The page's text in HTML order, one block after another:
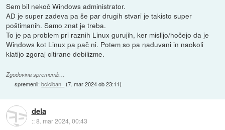
Sem bil nekoč Windows administrator.
AD je super zadeva pa še par drugih stvari je takisto super
poštimanih. Samo znat je treba.
To je pa problem pri raznih Linux gurujih, ker mislijo/hočejo da je
Windows kot Linux pa pač ni. Potem so pa naduvani in naokoli
klatijo zgoraj citirane debilizme.
Zgodovina sprememb…
spremenil:bciciban_ (7. mar 2024 ob 23:11)
dela
::8. mar 2024, 00:43